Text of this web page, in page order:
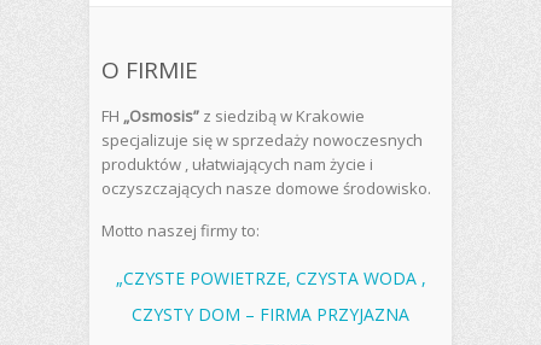
O FIRMIE
FH „Osmosis” z siedzibą w Krakowie
specjalizuje się w sprzedaży nowoczesnych
produktów , ułatwiających nam życie i
oczyszczających nasze domowe środowisko.
Motto naszej firmy to:
„CZYSTE POWIETRZE, CZYSTA WODA ,
CZYSTY DOM – FIRMA PRZYJAZNA